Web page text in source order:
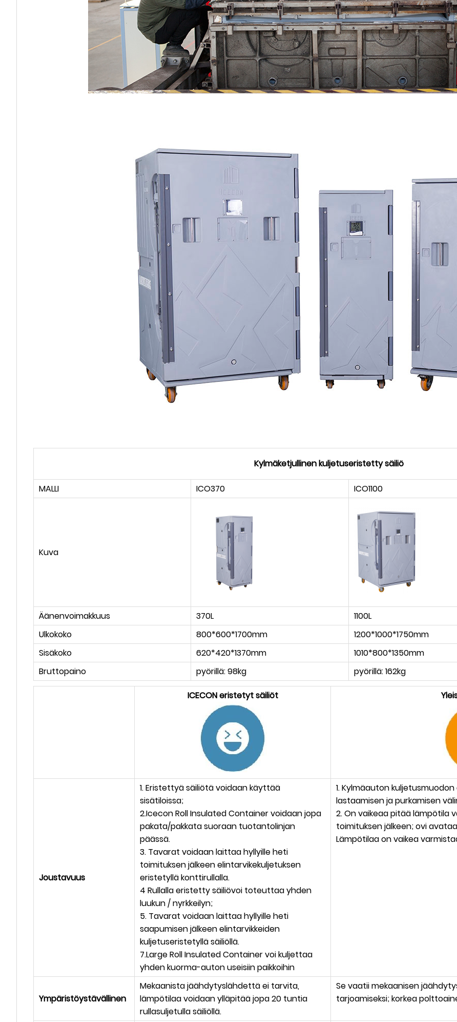
Kylmäketjullinen kuljetuseristetty säiliö
MALLI ICO370 ICO1100
Kuva
Äänenvoimakkuus 370L 1100L
Ulkokoko
800*600*1700mm 1200*1000*1750mm
Sisäkoko
620*420*1370mm 1010*800*1350mm
Bruttopaino
pyörillä: 98kg pyörillä: 162kg
ICECON eristetyt säiliöt
Joustavuus
1. Eristettyä säiliötä voidaan käyttää
sisätiloissa;
2.Icecon Roll Insulated Container voidaan jopa
pakata/pakkata suoraan tuotantolinjan
päässä.
3. Tavarat voidaan laittaa hyllyille heti
toimituksen jälkeen elintarvikekuljetuksen
eristetyllä konttirullalla.
4 Rullalla eristetty säiliövoi toteuttaa yhden
luukun / nyrkkeilyn;
5. Tavarat voidaan laittaa hyllyille heti
saapumisen jälkeen elintarvikkeiden
kuljetuseristetyllä säiliöllä.
7.Large Roll Insulated Container voi kuljettaa
yhden kuorma-auton useisiin paikkoihin
1. Kylmäauton
lastaamisen ja purkamisen
2. On vaikeaa pitää lämpötila
toimituksen jälkeen; ovi
Lämpötilaa on vaikea
Ympäristöystävällinen
Mekaanista jäähdytyslähdettä ei tarvita,
lämpötilaa voidaan ylläpitää jopa 20 tuntia
rullasuljetulla säiliöllä.
Se vaatii mekaanisen
tarjoamiseksi; korkea